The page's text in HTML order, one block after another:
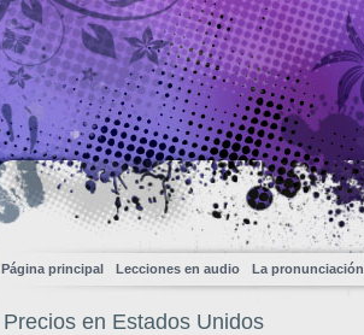
Página principal Lecciones en audio La pronunciación
Precios en Estados Unidos